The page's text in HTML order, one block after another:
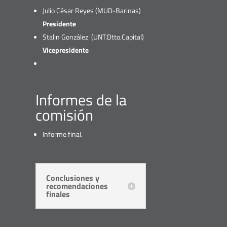
Julio César Reyes (MUD-Barinas)
Presidente
Stalin González (UNT.Dtto.Capital)
Vicepresidente
Informes de la
comisión
Informe final.
Conclusiones y
recomendaciones
finales